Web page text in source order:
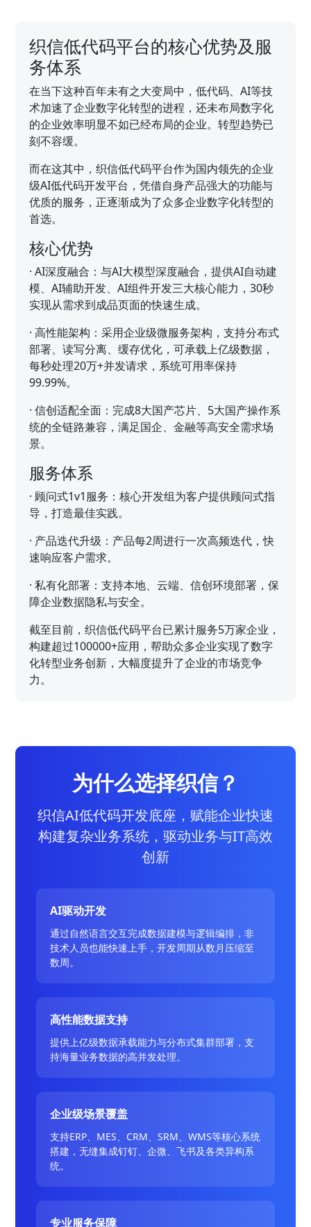
织信低代码平台的核心优势及服
务体系
在当下这种百年未有之大变局中，低代码、AI等技
术加速了企业数字化转型的进程，还未布局数字化
的企业效率明显不如已经布局的企业。转型趋势已
刻不容缓。
而在这其中，织信低代码平台作为国内领先的企业
级AI低代码开发平台，凭借自身产品强大的功能与
优质的服务，正逐渐成为了众多企业数字化转型的
首选。
核心优势
·AI深度融合：与AI大模型深度融合，提供AI自动建
模、AI辅助开发、AI组件开发三大核心能力，30秒
实现从需求到成品页面的快速生成。
·高性能架构：采用企业级微服务架构，支持分布式
部署、读写分离、缓存优化，可承载上亿级数据，
每秒处理20万+并发请求，系统可用率保持
99.99%。
·信创适配全面：完成8大国产芯片、5大国产操作系
统的全链路兼容，满足国企、金融等高安全需求场
景。
服务体系
· 顾问式1v1服务：核心开发组为客户提供顾问式指
导，打造最佳实践。
· 产品迭代升级：产品每2周进行一次高频迭代，快
速响应客户需求。
·私有化部署：支持本地、云端、信创环境部署，保
障企业数据隐私与安全。
截至目前，织信低代码平台已累计服务5万家企业，
构建超过100000+应用，帮助众多企业实现了数字
化转型业务创新，大幅度提升了企业的市场竞争
力。
为什么选择织信？
织信AI低代码开发底座，赋能企业快速
构建复杂业务系统，驱动业务与IT高效
创新
AI驱动开发
通过自然语言交互完成数据建模与逻辑编排，非
技术人员也能快速上手，开发周期从数月压缩至
数周。
高性能数据支持
提供上亿级数据承载能力与分布式集群部署，支
持海量业务数据的高并发处理。
企业级场景覆盖
支持ERP、MES、CRM、SRM、WMS等核心系统
搭建，无缝集成钉钉、企微、飞书及各类异构系
统。
专业服务保障